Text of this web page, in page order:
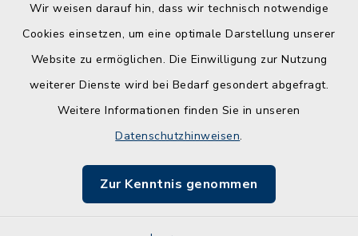
Wir weisen darauf hin, dass wir technisch notwendige
Cookies einsetzen, um eine optimale Darstellung unserer
Website zu ermöglichen. Die Einwilligung zur Nutzung
weiterer Dienste wird bei Bedarf gesondert abgefragt.
Weitere Informationen finden Sie in unseren
Datenschutzhinweisen.
Zur Kenntnis genommen
Kontakt
Leichte Sprache
Impressum